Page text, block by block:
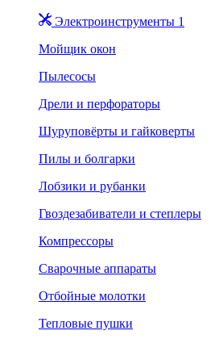
Электроинструменты 1
Мойщик окон
Пылесосы
Дрели и перфораторы
Шуруповёрты и гайковерты
Пилы и болгарки
Лобзики и рубанки
Гвоздезабиватели и степлеры
Компрессоры
Сварочные аппараты
Отбойные молотки
Тепловые пушки